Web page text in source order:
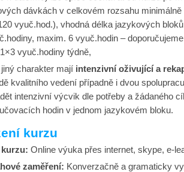
dávkách v celkovém rozsahu
vyuč.hod.), vhodná délka jazykových
maxim. 6 vyuč.hodin –
vyuč.hodiny týdně,
charakter mají intenzivní oživující a
kvalitního vedení případně i dvou
intenzivní výcvik dle potřeby a žádaného
hodin v jednom jazykovém bloku.
kurzu
Online výuka přes internet, skype, e-
zaměření: Konverzačně a gramaticky